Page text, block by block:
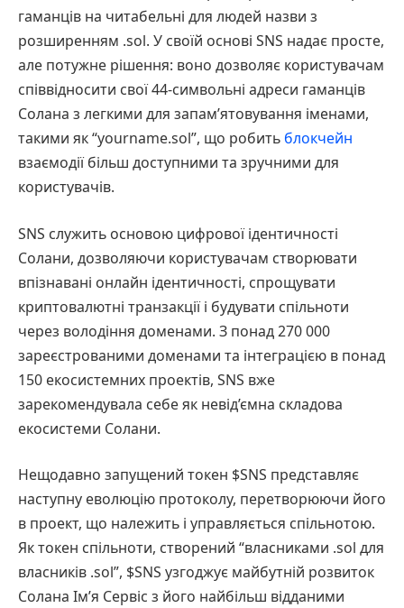
гаманців на читабельні для людей назви з
розширенням .sol. У своїй основі SNS надає просте,
але потужне рішення: воно дозволяє користувачам
співвідносити свої 44-символьні адреси гаманців
Солана з легкими для запам’ятовування іменами,
такими як “yourname.sol”, що робить блокчейн
взаємодії більш доступними та зручними для
користувачів.
SNS служить основою цифрової ідентичності
Солани, дозволяючи користувачам створювати
впізнавані онлайн ідентичності, спрощувати
криптовалютні транзакції і будувати спільноти
через володіння доменами. З понад 270 000
зареєстрованими доменами та інтеграцією в понад
150 екосистемних проектів, SNS вже
зарекомендувала себе як невід’ємна складова
екосистеми Солани.
Нещодавно запущений токен $SNS представляє
наступну еволюцію протоколу, перетворюючи його
в проект, що належить і управляється спільнотою.
Як токен спільноти, створений “власниками .sol для
власників .sol”, $SNS узгоджує майбутній розвиток
Солана Ім’я Сервіс з його найбільш відданими